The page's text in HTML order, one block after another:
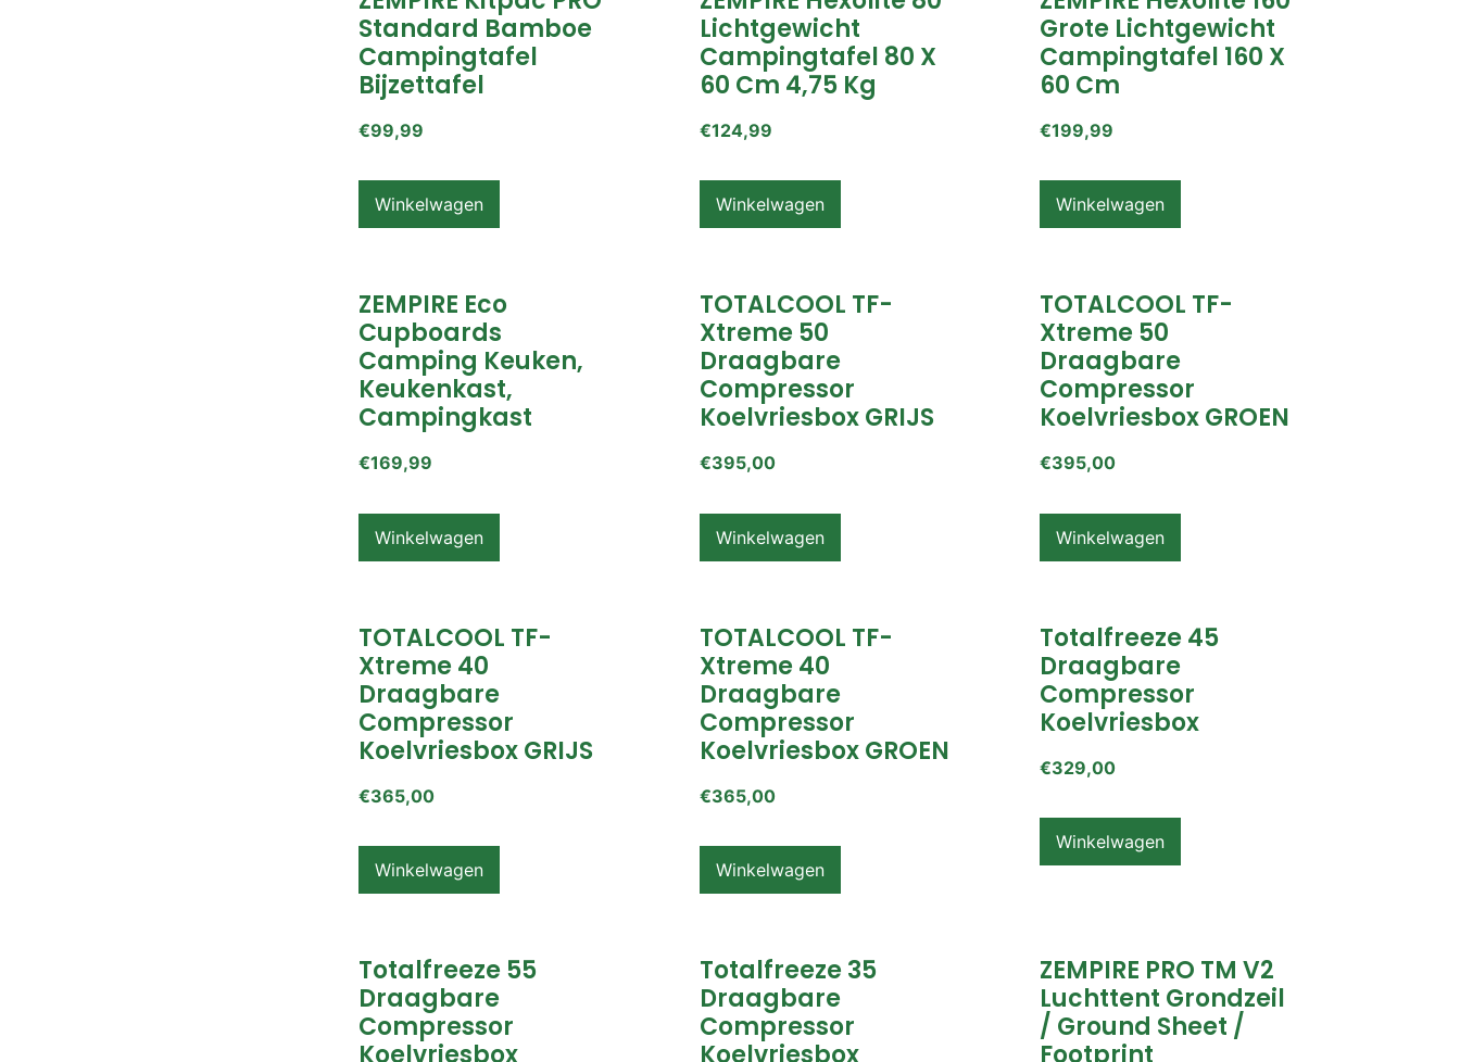
Standard Bamboe
Campingtafel
Bijzettafel
€99,99
Winkelwagen
Lichtgewicht
Campingtafel 80 X
60 Cm 4,75 Kg
€124,99
Winkelwagen
Grote Lichtgewicht
Campingtafel 160 X
60 Cm
€199,99
Winkelwagen
ZEMPIRE Eco
Cupboards
Camping Keuken,
Keukenkast,
Campingkast
€169,99
Winkelwagen
TOTALCOOL TF-
Xtreme 50
Draagbare
Compressor
Koelvriesbox GRIJS
€395,00
Winkelwagen
TOTALCOOL TF-
Xtreme 50
Draagbare
Compressor
Koelvriesbox GROEN
€395,00
Winkelwagen
TOTALCOOL TF-
Xtreme 40
Draagbare
Compressor
Koelvriesbox GRIJS
€365,00
Winkelwagen
TOTALCOOL TF-
Xtreme 40
Draagbare
Compressor
Koelvriesbox GROEN
€365,00
Winkelwagen
Totalfreeze 45
Draagbare
Compressor
Koelvriesbox
€329,00
Winkelwagen
Totalfreeze 55
Draagbare
Compressor
Koelvriesbox
Totalfreeze 35
Draagbare
Compressor
Koelvriesbox
ZEMPIRE PRO TM V2
Luchttent Grondzeil
/ Ground Sheet /
Footprint